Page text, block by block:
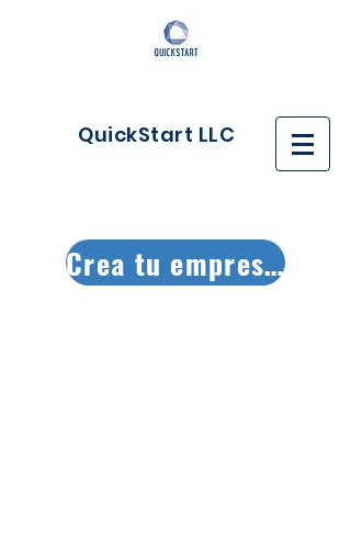
QuickStart LLC
Crea tu empresa ya!